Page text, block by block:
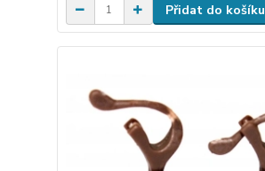
Přidat do košíku